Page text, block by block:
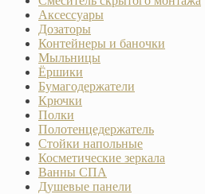
Аксессуары
Дозаторы
Контейнеры и баночки
Мыльницы
Ёршики
Бумагодержатели
Крючки
Полки
Полотенцедержатель
Стойки напольные
Косметические зеркала
Ванны СПА
Душевые панели